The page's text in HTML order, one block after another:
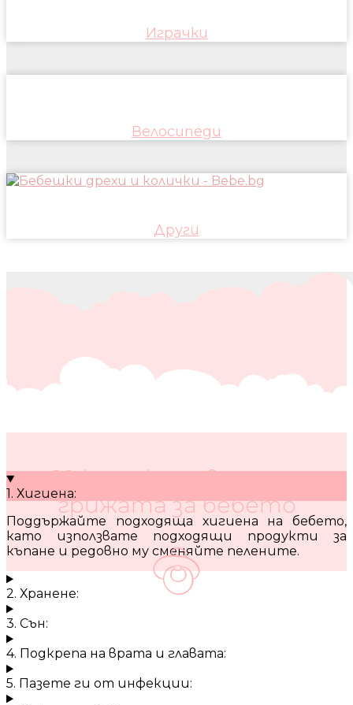
Играчки
Велосипеди
Други
10 кратки съвета за
грижата за бебето
1. Хигиена:
Поддържайте подходяща хигиена на бебето,
като използвате подходящи продукти за
къпане и редовно му сменяйте пелените.
2. Хранене:
3. Сън:
4. Подкрепа на врата и главата:
5. Пазете ги от инфекции: